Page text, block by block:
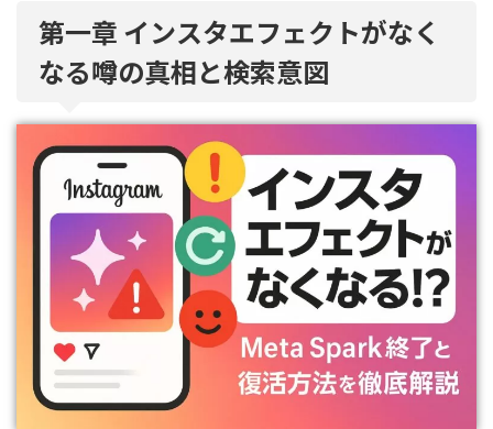
第一章 インスタエフェクトがなく
なる噂の真相と検索意図